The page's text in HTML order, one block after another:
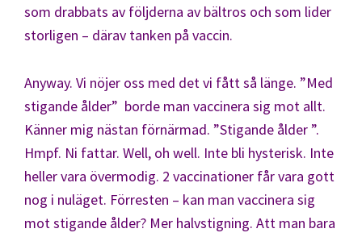
som drabbats av följderna av bältros och som lider
storligen – därav tanken på vaccin.
Anyway. Vi nöjer oss med det vi fått så länge. ”Med
stigande ålder” borde man vaccinera sig mot allt.
Känner mig nästan förnärmad. ”Stigande ålder ”.
Hmpf. Ni fattar. Well, oh well. Inte bli hysterisk. Inte
heller vara övermodig. 2 vaccinationer får vara gott
nog i nuläget. Förresten – kan man vaccinera sig
mot stigande ålder? Mer halvstigning. Att man bara